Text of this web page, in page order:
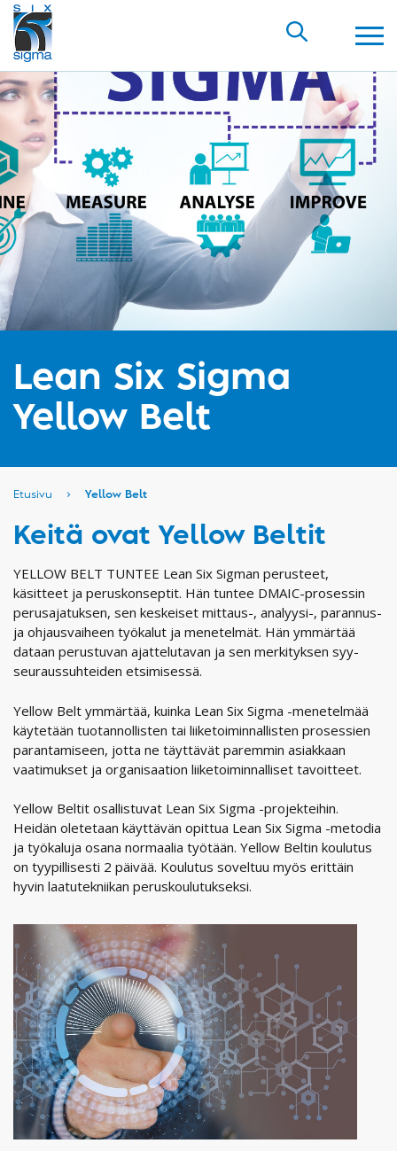
Lean Six Sigma
Yellow Belt
Etusivu › Yellow Belt
Keitä ovat Yellow Beltit
YELLOW BELT TUNTEE Lean Six Sigman perusteet,
käsitteet ja peruskonseptit. Hän tuntee DMAIC-prosessin
perusajatuksen, sen keskeiset mittaus-, analyysi-, parannus-
ja ohjausvaiheen työkalut ja menetelmät. Hän ymmärtää
dataan perustuvan ajattelutavan ja sen merkityksen syy-
seuraussuhteiden etsimisessä.
Yellow Belt ymmärtää, kuinka Lean Six Sigma -menetelmää
käytetään tuotannollisten tai liiketoiminnallisten prosessien
parantamiseen, jotta ne täyttävät paremmin asiakkaan
vaatimukset ja organisaation liiketoiminnalliset tavoitteet.
Yellow Beltit osallistuvat Lean Six Sigma -projekteihin.
Heidän oletetaan käyttävän opittua Lean Six Sigma -metodia
ja työkaluja osana normaalia työtään. Yellow Beltin koulutus
on tyypillisesti 2 päivää. Koulutus soveltuu myös erittäin
hyvin laatutekniikan peruskoulutukseksi.